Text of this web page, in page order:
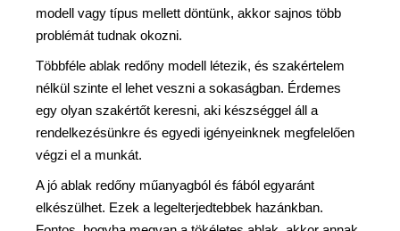
modell vagy típus mellett döntünk, akkor sajnos több
problémát tudnak okozni.
Többféle ablak redőny modell létezik, és szakértelem
nélkül szinte el lehet veszni a sokaságban. Érdemes
egy olyan szakértőt keresni, aki készséggel áll a
rendelkezésünkre és egyedi igényeinknek megfelelően
végzi el a munkát.
A jó ablak redőny műanyagból és fából egyaránt
elkészülhet. Ezek a legelterjedtebbek hazánkban.